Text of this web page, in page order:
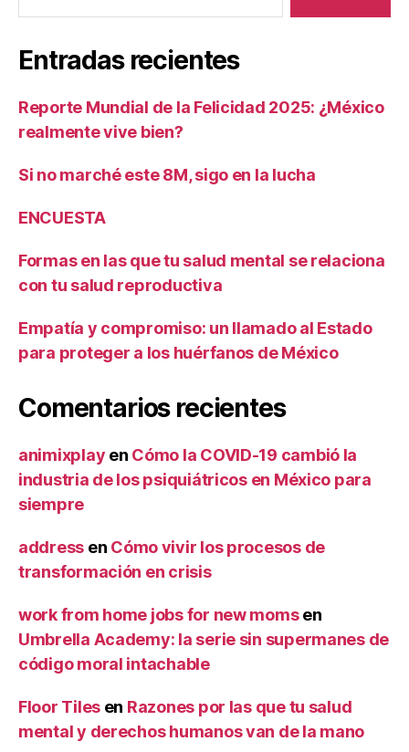
Entradas recientes
Reporte Mundial de la Felicidad 2025: ¿México
realmente vive bien?
Si no marché este 8M, sigo en la lucha
ENCUESTA
Formas en las que tu salud mental se relaciona
con tu salud reproductiva
Empatía y compromiso: un llamado al Estado
para proteger a los huérfanos de México
Comentarios recientes
animixplay en Cómo la COVID-19 cambió la
industria de los psiquiátricos en México para
siempre
address en Cómo vivir los procesos de
transformación en crisis
work from home jobs for new momsen
Umbrella Academy: la serie sin supermanes de
código moral intachable
Floor Tiles en Razones por las que tu salud
mental y derechos humanos van de la mano